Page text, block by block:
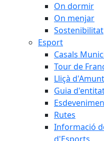
On dormir
On menjar
Sostenibilitat
Esport
Casals
Tour de
Lliçà
Guia
Rutes
Informació